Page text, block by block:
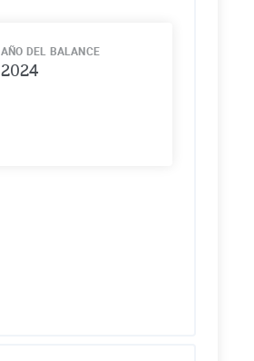
AÑO DEL BALANCE
2024